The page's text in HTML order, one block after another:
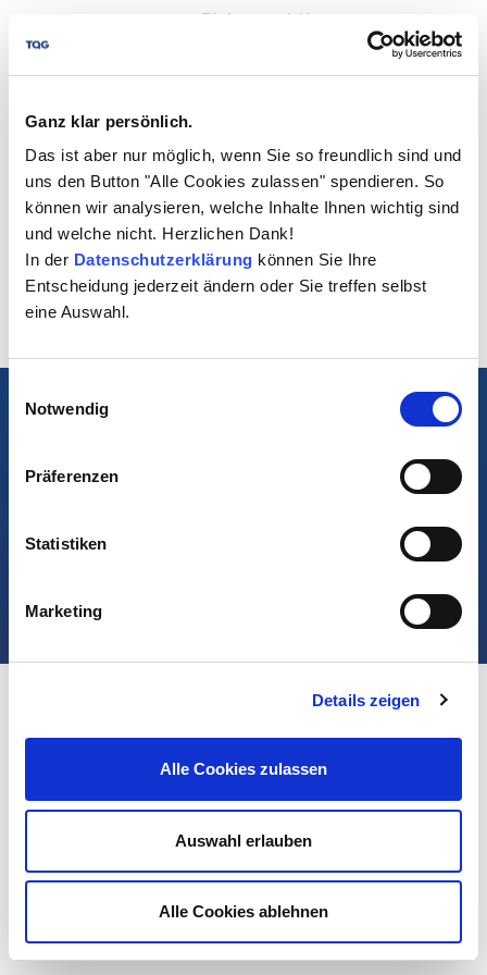
Ganz klar persönlich.
Das ist aber nur möglich, wenn Sie so freundlich sind und
uns den Button "Alle Cookies zulassen" spendieren. So
können wir analysieren, welche Inhalte Ihnen wichtig sind
und welche nicht. Herzlichen Dank!
In der Datenschutzerklärung können Sie Ihre
Entscheidung jederzeit ändern oder Sie treffen selbst
eine Auswahl.
Notwendig
Präferenzen
Statistiken
Marketing
Details zeigen
Alle Cookies zulassen
Auswahl erlauben
Alle Cookies ablehnen
©2026 The Quality Group GmbH. Alle Rechte vorbehalten.